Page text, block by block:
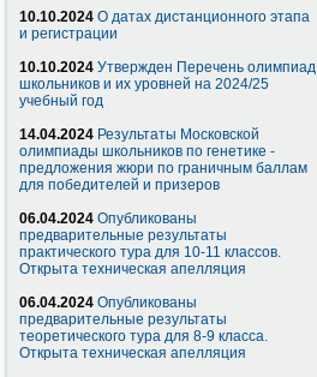
10.10.2024 О датах дистанционного этапа
и регистрации
10.10.2024 Утвержден Перечень олимпиад
школьников и их уровней на 2024/25
учебный год
14.04.2024 Результаты Московской
олимпиады школьников по генетике -
предложения жюри по граничным баллам
для победителей и призеров
06.04.2024 Опубликованы
предварительные результаты
практического тура для 10-11 классов.
Открыта техническая апелляция
06.04.2024 Опубликованы
предварительные результаты
теоретического тура для 8-9 класса.
Открыта техническая апелляция